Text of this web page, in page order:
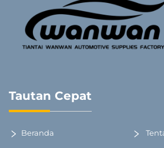
Tautan Cepat
Beranda